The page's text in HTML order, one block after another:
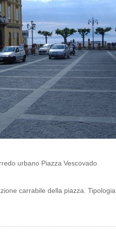
urbano Piazza Vescovado
carrabile della piazza. Tipologia